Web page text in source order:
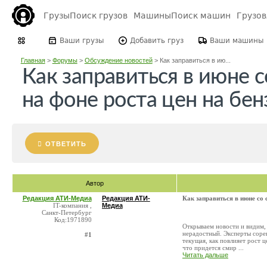
ГрузыПоиск грузов МашиныПоиск машин
Ваши грузы Добавить груз Ваши машины
Главная> Форумы> Обсуждение новостей> Как заправиться в ию...
Как заправиться в июне
на фоне роста цен на
ОТВЕТИТЬ
Автор
Редакция АТИ-Медиа
IT-компания ,
Санкт-Петербург
Код:1971890
#1
Редакция АТИ-
Медиа
Как заправиться в июне со
Открываем новости и
нерадостный. Эксперты
текущая, как повлияет
что придется смир ...
Читать дальше